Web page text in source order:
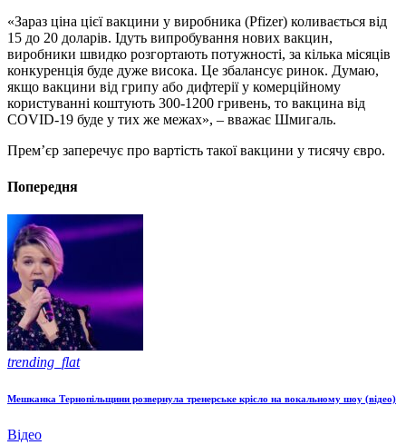
«Зараз ціна цієї вакцини у виробника (Pfizer) коливається від
15 до 20 доларів. Ідуть випробування нових вакцин,
виробники швидко розгортають потужності, за кілька місяців
конкуренція буде дуже висока. Це збалансує ринок. Думаю,
якщо вакцини від грипу або дифтерії у комерційному
користуванні коштують 300-1200 гривень, то вакцина від
COVID-19 буде у тих же межах», – вважає Шмигаль.
Прем’єр заперечує про вартість такої вакцини у тисячу євро.
Попередня
trending_flat
Мешканка Тернопільщини розвернула тренерське крісло на вокальному шоу (відео)
Відео